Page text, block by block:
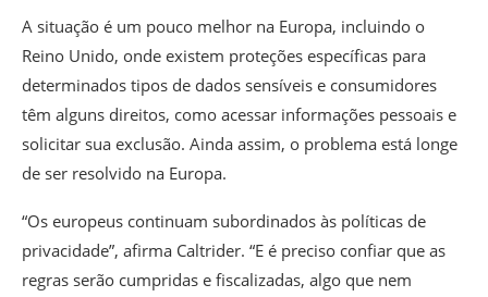
A situação é um pouco melhor na Europa, incluindo o
Reino Unido, onde existem proteções específicas para
determinados tipos de dados sensíveis e consumidores
têm alguns direitos, como acessar informações pessoais e
solicitar sua exclusão. Ainda assim, o problema está longe
de ser resolvido na Europa.
“Os europeus continuam subordinados às políticas de
privacidade”, afirma Caltrider. “E é preciso confiar que as
regras serão cumpridas e fiscalizadas, algo que nem